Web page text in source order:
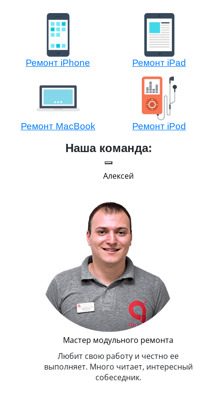
Ремонт iPhone Ремонт iPad
Ремонт MacBook Ремонт iPod
Наша команда:
Алексей
Мастер модульного ремонта
Любит свою работу и честно ее
выполняет. Много читает, интересный
собеседник.